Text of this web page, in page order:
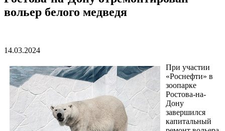
вольер белого медведя
14.03.2024
При участии
«Роснефти» в
зоопарке
Ростова-на-
Дону
завершился
капитальный